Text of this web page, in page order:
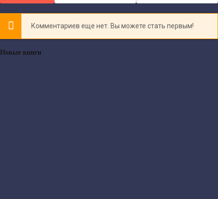
Комментариев еще нет. Вы можете стать первым!
Новые книги